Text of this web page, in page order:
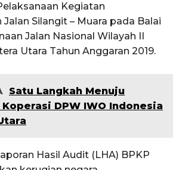
Kegiatan
Silangit – Muara pada Balai
Jalan Nasional Wilayah II
Utara Tahun Anggaran 2019.
Satu Langkah Menuju
DPW IWO Indonesia
Hasil Audit (LHA) BPKP